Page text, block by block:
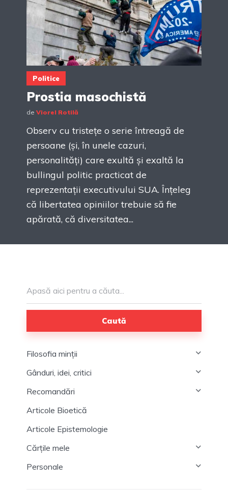
Politice
Prostia masochistă
de Viorel Rotilă
Observ cu tristețe o serie întreagă de
persoane (și, în unele cazuri,
personalități) care exultă și exaltă la
bullingul politic practicat de
reprezentații executivului SUA. Înțeleg
că libertatea opiniilor trebuie să fie
apărată, că diversitatea...
Caută
Filosofia minții
Gânduri, idei, critici
Recomandări
Articole Bioetică
Articole Epistemologie
Cărțile mele
Personale